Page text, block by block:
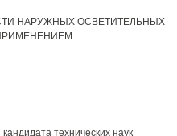
НАРУЖНЫХ ОСВЕТИТЕЛЬНЫХ
технических наук